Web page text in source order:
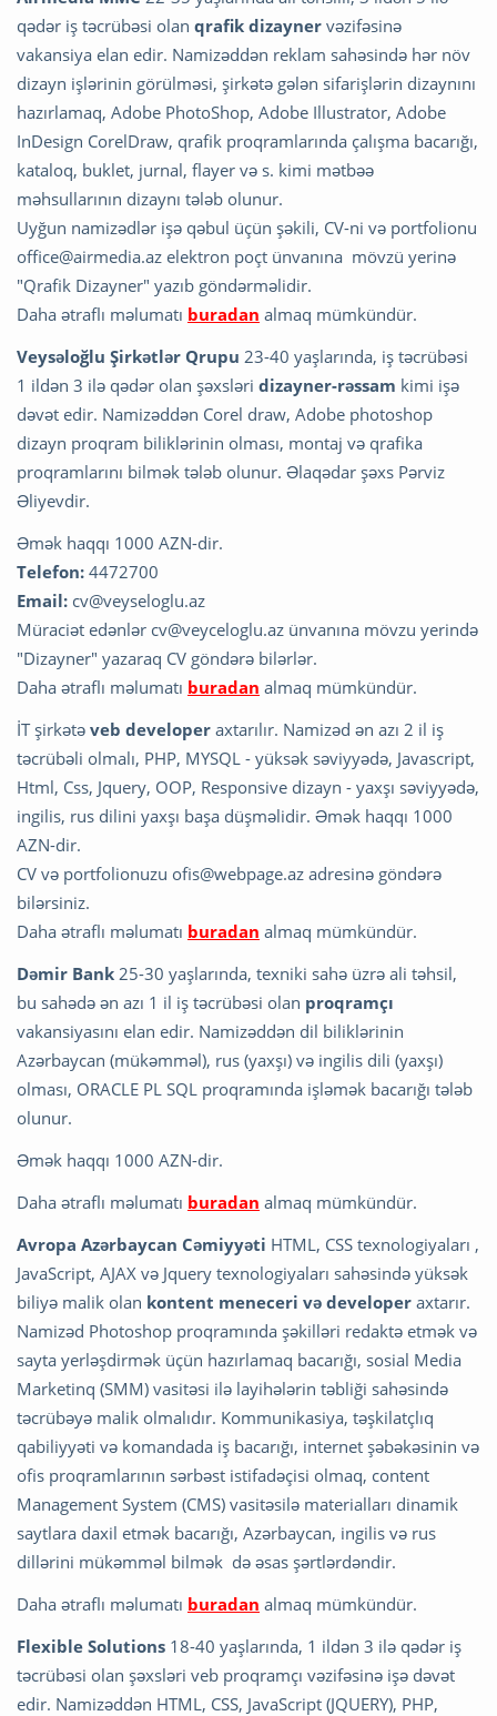
qədər iş təcrübəsi olan qrafik dizayner vəzifəsinə
vakansiya elan edir. Namizəddən reklam sahəsində hər növ
dizayn işlərinin görülməsi, şirkətə gələn sifarişlərin dizaynını
hazırlamaq, Adobe PhotoShop, Adobе Illustrator, Adobе
InDesign CorelDraw, qrafik proqramlarında çalışma bacarığı,
kataloq, buklet, jurnal, flayer və s. kimi mətbəə
məhsullarının dizaynı tələb olunur.
Uyğun namizədlər işə qəbul üçün şəkili, CV-ni və portfolionu
office@airmedia.az elektron poçt ünvanına mövzü yerinə
"Qrafik Dizayner" yazıb göndərməlidir.
Daha ətraflı məlumatı buradan almaq mümkündür.
Veysəloğlu Şirkətlər Qrupu 23-40 yaşlarında, iş təcrübəsi
1 ildən 3 ilə qədər olan şəxsləri dizayner-rəssam kimi işə
dəvət edir. Namizəddən Corel draw, Adobe photoshop
dizayn proqram biliklərinin olması, montaj və qrafika
proqramlarını bilmək tələb olunur. Əlaqədar şəxs Pərviz
Əliyevdir.
Əmək haqqı 1000 AZN-dir.
Telefon: 4472700
Email: cv@veyseloglu.az
Müraciət edənlər cv@veyceloglu.az ünvanına mövzu yerində
"Dizayner" yazaraq CV göndərə bilərlər.
Daha ətraflı məlumatı buradan almaq mümkündür.
İT şirkətə veb developer axtarılır. Namizəd ən azı 2 il iş
təcrübəli olmalı, PHP, MYSQL - yüksək səviyyədə, Javascript,
Html, Css, Jquery, OOP, Responsive dizayn - yaxşı səviyyədə,
ingilis, rus dilini yaxşı başa düşməlidir. Əmək haqqı 1000
AZN-dir.
CV və portfolionuzu ofis@webpage.az adresinə göndərə
bilərsiniz.
Daha ətraflı məlumatı buradan almaq mümkündür.
Dəmir Bank 25-30 yaşlarında, texniki sahə üzrə ali təhsil,
bu sahədə ən azı 1 il iş təcrübəsi olan proqramçı
vakansiyasını elan edir. Namizəddən dil biliklərinin
Azərbaycan (mükəmməl), rus (yaxşı) və ingilis dili (yaxşı)
olması, ORACLE PL SQL proqramında işləmək bacarığı tələb
olunur.
Əmək haqqı 1000 AZN-dir.
Daha ətraflı məlumatı buradan almaq mümkündür.
Avropa Azərbaycan Cəmiyyəti HTML, CSS texnologiyaları ,
JavaScript, AJAX və Jquery texnologiyaları sahəsində yüksək
biliyə malik olan kontent meneceri və developer axtarır.
Namizəd Photoshop proqramında şəkilləri redaktə etmək və
sayta yerləşdirmək üçün hazırlamaq bacarığı, sosial Media
Marketinq (SMM) vasitəsi ilə layihələrin təbliği sahəsində
təcrübəyə malik olmalıdır. Kommunikasiya, təşkilatçlıq
qabiliyyəti və komandada iş bacarığı, internet şəbəkəsinin və
ofis proqramlarının sərbəst istifadəçisi olmaq, content
Management System (CMS) vasitəsilə materialları dinamik
saytlara daxil etmək bacarığı, Azərbaycan, ingilis və rus
dillərini mükəmməl bilmək də əsas şərtlərdəndir.
Daha ətraflı məlumatı buradan almaq mümkündür.
Flexible Solutions 18-40 yaşlarında, 1 ildən 3 ilə qədər iş
təcrübəsi olan şəxsləri veb proqramçı vəzifəsinə işə dəvət
edir. Namizəddən HTML, CSS, JavaScript (JQUERY), PHP,